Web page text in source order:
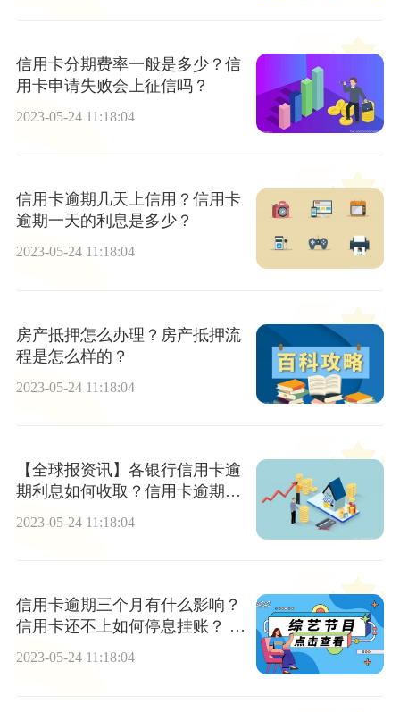
信用卡分期费率一般是多少？信
用卡申请失败会上征信吗？
2023-05-24 11:18:04
信用卡逾期几天上信用？信用卡
逾期一天的利息是多少？
2023-05-24 11:18:04
房产抵押怎么办理？房产抵押流
程是怎么样的？
2023-05-24 11:18:04
【全球报资讯】各银行信用卡逾
期利息如何收取？信用卡逾期可
2023-05-24 11:18:04
信用卡逾期三个月有什么影响？
信用卡还不上如何停息挂账？ 全
球报资讯
2023-05-24 11:18:04